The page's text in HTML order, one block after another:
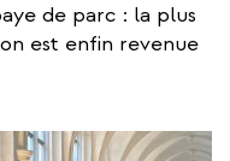
de parc : la plus
est enfin revenue